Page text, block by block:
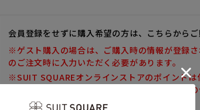
会員登録をせずに購入希望の方は、こちらからご
※ゲスト購入の場合は、ご購入時の情報が登録
のご注文時に入力いただく必要があります。
※SUIT SQUAREオンラインストアのポイントは
また、ゲスト購入後の会員情報統合・ポイント
しかねます。